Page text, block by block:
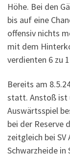
Höhe. Bei den
bis auf eine
offensiv nichts
mit dem
verdienten 6 zu
Bereits am
statt. Anstoß ist
Auswärtsspiel
bei der Reserve
zeitgleich bei SV
Schwarzheide in